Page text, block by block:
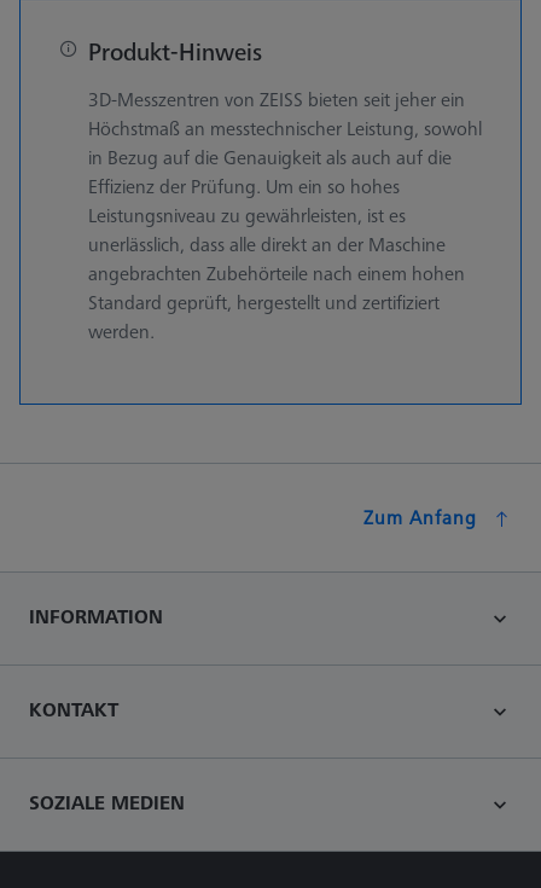
Produkt-Hinweis
3D-Messzentren von ZEISS bieten seit jeher ein
Höchstmaß an messtechnischer Leistung, sowohl
in Bezug auf die Genauigkeit als auch auf die
Effizienz der Prüfung. Um ein so hohes
Leistungsniveau zu gewährleisten, ist es
unerlässlich, dass alle direkt an der Maschine
angebrachten Zubehörteile nach einem hohen
Standard geprüft, hergestellt und zertifiziert
werden.
Zum Anfang
INFORMATION
KONTAKT
SOZIALE MEDIEN